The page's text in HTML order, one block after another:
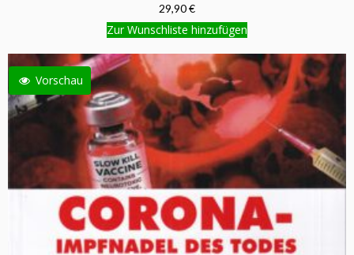
29,90 €
Zur Wunschliste hinzufügen
Vorschau